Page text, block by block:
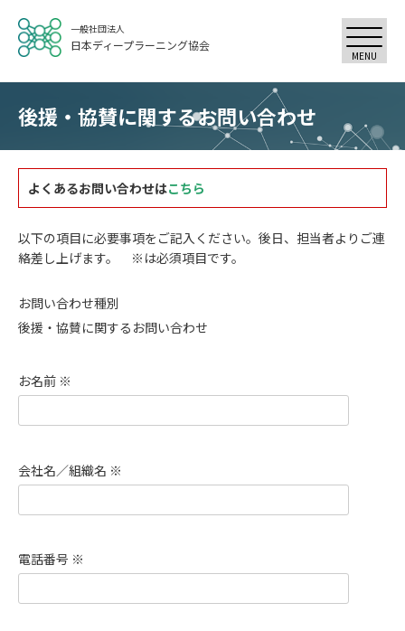
一般社団法人
日本ディープラーニング協会
MENU
後援・協賛に関するお問い合わせ
よくあるお問い合わせはこちら
以下の項目に必要事項をご記入ください。後日、担当者よりご連
絡差し上げます。 ※は必須項目です。
お問い合わせ種別
後援・協賛に関するお問い合わせ
お名前 ※
会社名／組織名 ※
電話番号 ※